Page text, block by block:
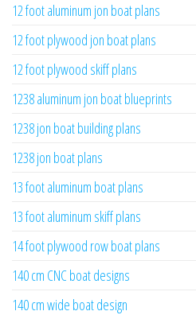
12 foot aluminum jon boat plans
12 foot plywood jon boat plans
12 foot plywood skiff plans
1238 aluminum jon boat blueprints
1238 jon boat building plans
1238 jon boat plans
13 foot aluminum boat plans
13 foot aluminum skiff plans
14 foot plywood row boat plans
140 cm CNC boat designs
140 cm wide boat design